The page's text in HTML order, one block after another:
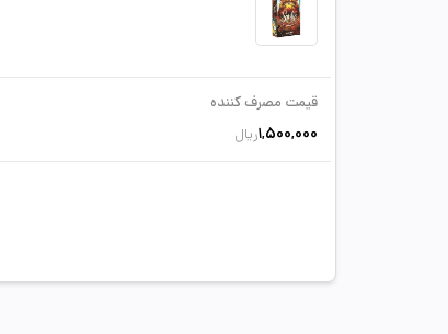
قیمت مصرف کننده
1,500,000ریال